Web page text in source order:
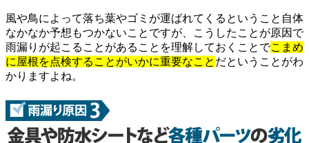
風や鳥によって落ち葉やゴミが運ばれてくるということ自体
なかなか予想もつかないことですが、こうしたことが原因で
雨漏りが起こることがあることを理解しておくことでこまめ
に屋根を点検することがいかに重要なこと だということがわ
かりますよね。